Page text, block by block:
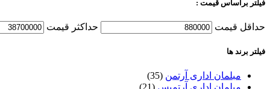
فیلتر براساس قیمت :
حداقل قیمت حداكثر قيمت
فیلتر برند ها
مبلمان اداری آرتمن (35)